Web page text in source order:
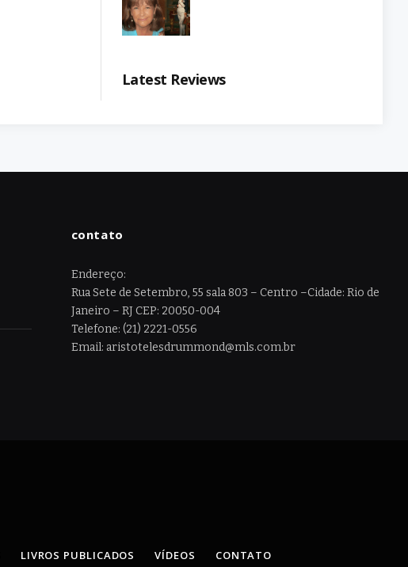
Latest Reviews
contato
Endereço:
Rua Sete de Setembro, 55 sala 803 – Centro –Cidade: Rio de
Janeiro – RJ CEP: 20050-004
Telefone: (21) 2221-0556
Email: aristotelesdrummond@mls.com.br
LIVROS PUBLICADOS VÍDEOS CONTATO